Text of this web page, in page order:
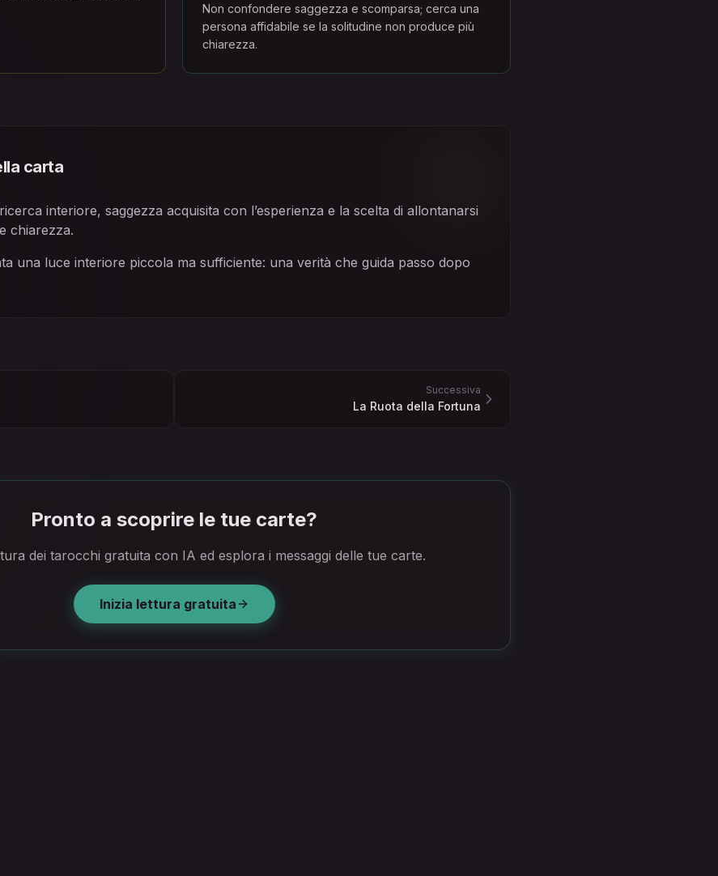
Non confondere saggezza e scomparsa; cerca una
persona affidabile se la solitudine non produce più
chiarezza.
carta
interiore, saggezza acquisita con l’esperienza e la scelta di allontanarsi
chiarezza.
una luce interiore piccola ma sufficiente: una verità che guida passo dopo
Successiva
La Ruota della Fortuna
Pronto a scoprire le tue carte?
dei tarocchi gratuita con IA ed esplora i messaggi delle tue carte.
Inizia lettura gratuita